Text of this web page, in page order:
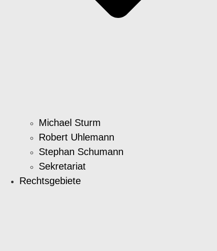
Michael Sturm
Robert Uhlemann
Stephan Schumann
Sekretariat
Rechtsgebiete